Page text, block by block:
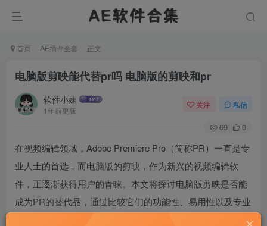
首页 AE插件全套 正文
电脑版剪映能代替pr吗 电脑版的剪映和pr
软件小妹
1年前更新
关注 私信
69 0
在视频编辑领域，Adobe Premiere Pro（简称PR）一直是专
业人士的首选，而电脑版的剪映，作为新兴的视频编辑软
件，正逐渐获得用户的青睐。本文将探讨电脑版剪映是否能
成为PR的替代品，通过比较它们的功能性、易用性以及专业
需求满足度，为视频创作者提供决策参考。我们将分析剪映